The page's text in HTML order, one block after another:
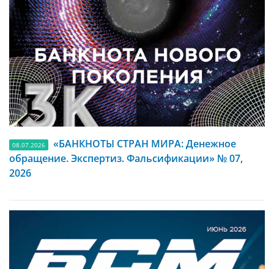
08.07.2026
«БАНКНОТЫ СТРАН МИРА: Денежное
обращение. Экспертиз. Фальсификации» № 07,
2026